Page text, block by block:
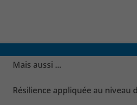
Mais aussi ...
Résilience appliquée au niveau